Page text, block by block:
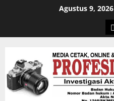
Agustus 9, 2026